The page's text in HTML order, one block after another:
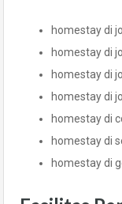
homestay di
homestay di
homestay di
homestay di
homestay di
homestay di
homestay di